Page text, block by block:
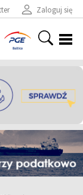
Zaloguj się